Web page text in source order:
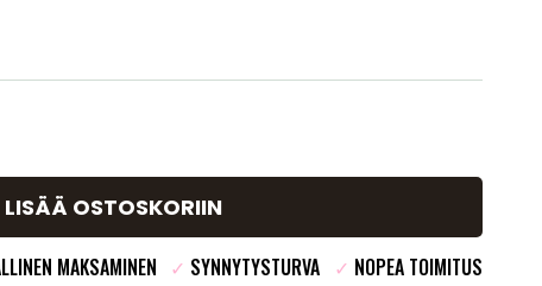
LISÄÄ OSTOSKORIIN
MAKSAMINEN ✓ SYNNYTYSTURVA ✓ NOPEA TOIMITUS